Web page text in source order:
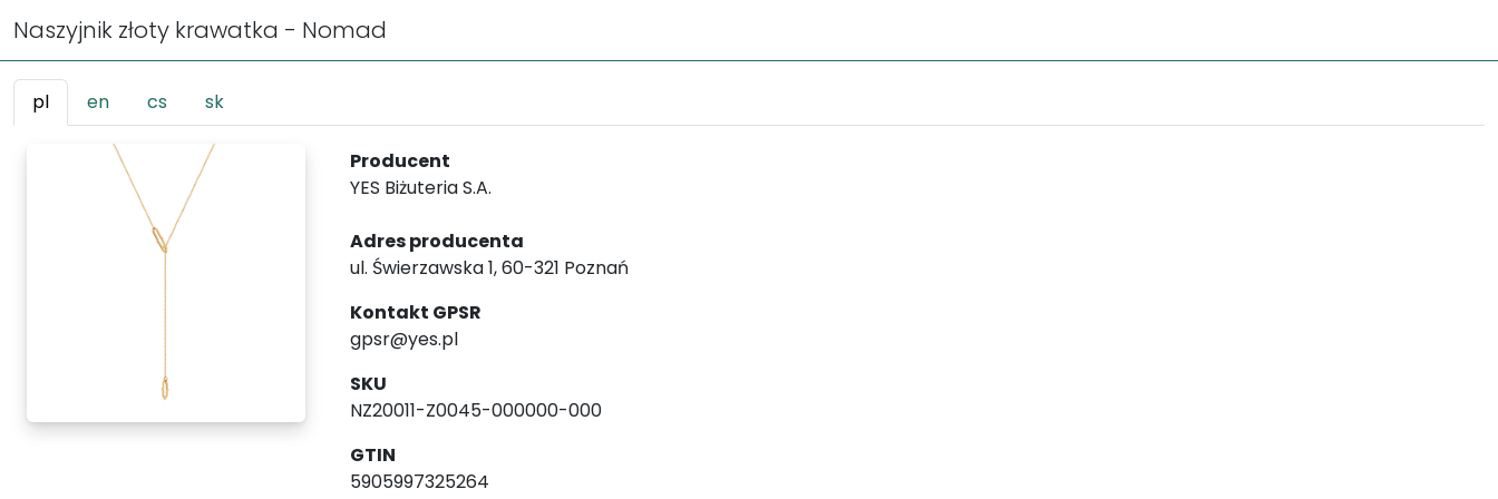
Naszyjnik złoty krawatka - Nomad
pl en cs sk
Producent
YES Biżuteria S.A.
Adres producenta
ul. Świerzawska 1, 60-321 Poznań
Kontakt GPSR
gpsr@yes.pl
SKU
NZ20011-Z0045-000000-000
GTIN
5905997325264